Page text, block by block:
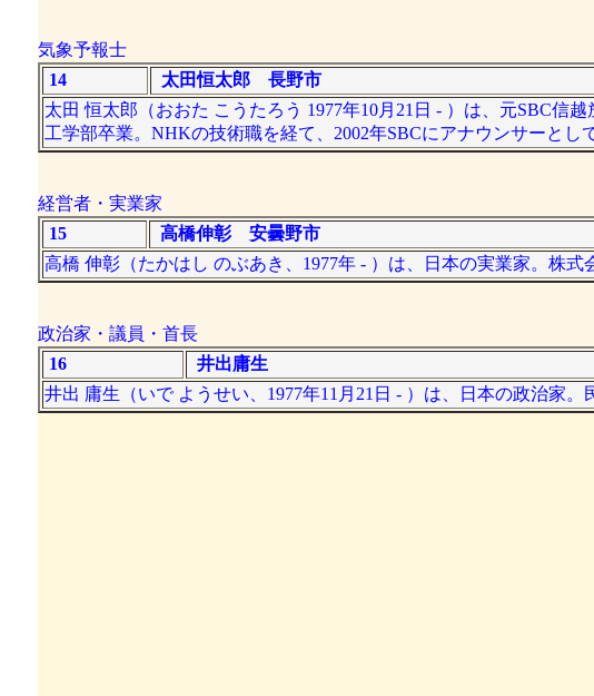
気象予報士
14
太田恒太郎 長野市
太田 恒太郎（おおた こうたろう 1977年10月21日 - ）は、元SBC信
工学部卒業。NHKの技術職を経て、2002年SBCにアナウンサーとし
経営者・実業家
15
高橋伸彰 安曇野市
高橋 伸彰（たかはし のぶあき、1977年 - ）は、日本の実業家。株
政治家・議員・首長
16
井出庸生
井出 庸生（いで ようせい、1977年11月21日 - ）は、日本の政治家。